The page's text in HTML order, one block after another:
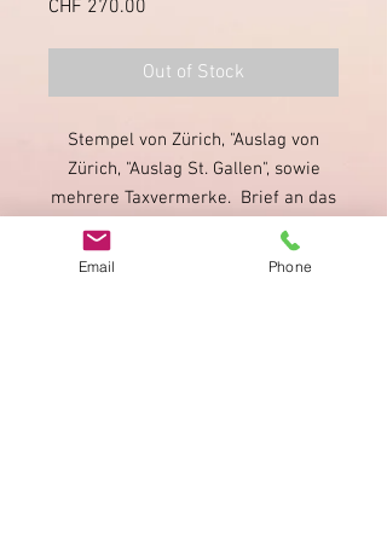
CHF 270.00
Out of Stock
Stempel von Zürich, "Auslag von
Zürich, "Auslag St. Gallen", sowie
mehrere Taxvermerke. Brief an das
"Königlich Kaiserliche Landgericht"
in Schwabach; ohne Briefinhalt.
Email Phone